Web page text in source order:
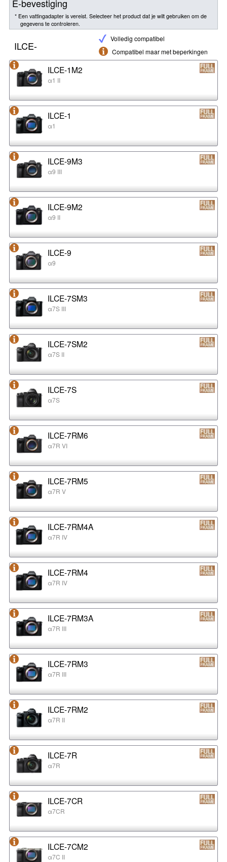
E-bevestiging
* Een vattingadapter is vereist. Selecteer het product dat je wilt gebruiken om de
gegevens te controleren.
Volledig compatibel
Compatibel maar met beperkingen
ILCE-
ILCE-1M2
α1 II
ILCE-1
α1
ILCE-9M3
α9 III
ILCE-9M2
α9 II
ILCE-9
α9
ILCE-7SM3
α7S III
ILCE-7SM2
α7S II
ILCE-7S
α7S
ILCE-7RM6
α7R VI
ILCE-7RM5
α7R V
ILCE-7RM4A
α7R IV
ILCE-7RM4
α7R IV
ILCE-7RM3A
α7R III
ILCE-7RM3
α7R III
ILCE-7RM2
α7R II
ILCE-7R
α7R
ILCE-7CR
α7CR
ILCE-7CM2
α7C II